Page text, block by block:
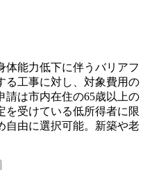
体能力低下に伴うバリアフ
る工事に対し、対象費用の
請は市内在住の65歳以上の
を受けている低所得者に限
自由に選択可能。新築や老